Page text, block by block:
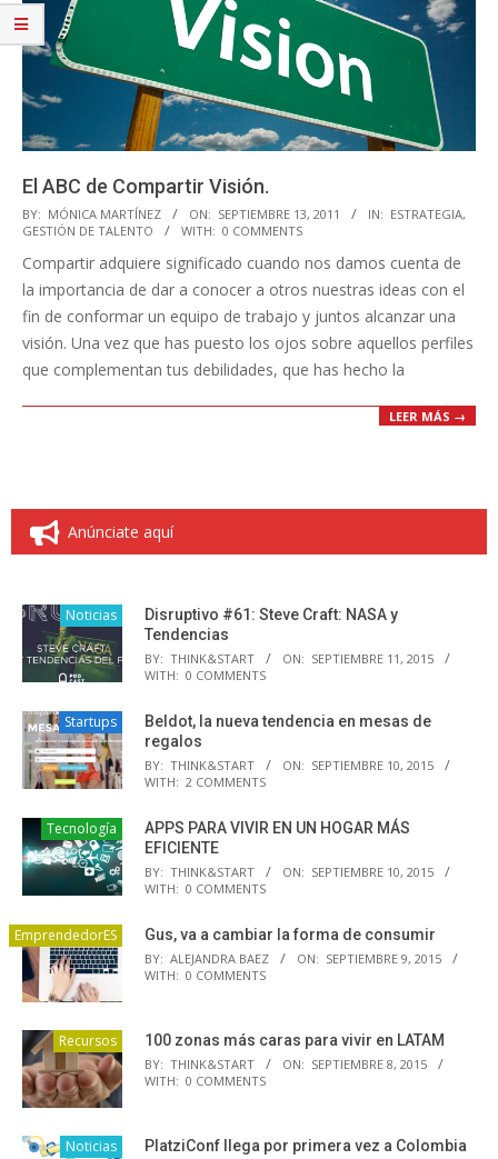
El ABC de Compartir Visión.
2011-
09-
13
BY: MÓNICA MARTÍNEZ ON: SEPTIEMBRE 13, 2011 IN: ESTRATEGIA,
GESTIÓN DE TALENTO
WITH: 0 COMMENTS
Compartir adquiere significado cuando nos damos cuenta de
la importancia de dar a conocer a otros nuestras ideas con el
fin de conformar un equipo de trabajo y juntos alcanzar una
visión. Una vez que has puesto los ojos sobre aquellos perfiles
que complementan tus debilidades, que has hecho la
LEER MÁS →
Anúnciate aquí
Noticias
Disruptivo #61: Steve Craft: NASA y
Tendencias
BY: THINK&START ON: SEPTIEMBRE 11, 2015
WITH: 0 COMMENTS
Startups
Beldot, la nueva tendencia en mesas de
regalos
BY: THINK&START ON: SEPTIEMBRE 10, 2015
WITH: 2 COMMENTS
Tecnología
APPS PARA VIVIR EN UN HOGAR MÁS
EFICIENTE
BY: THINK&START ON: SEPTIEMBRE 10, 2015
WITH: 0 COMMENTS
EmprendedorES Gus, va a cambiar la forma de consumir
BY: ALEJANDRA BAEZ ON: SEPTIEMBRE 9, 2015
WITH: 0 COMMENTS
Recursos 100 zonas más caras para vivir en LATAM
BY: THINK&START ON: SEPTIEMBRE 8, 2015
WITH: 0 COMMENTS
Noticias PlatziConf llega por primera vez a Colombia